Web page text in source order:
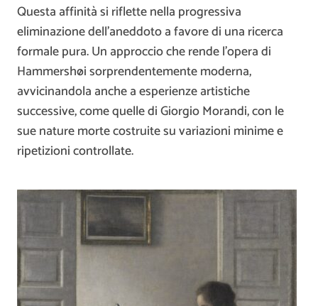
Questa affinità si riflette nella progressiva
eliminazione dell’aneddoto a favore di una ricerca
formale pura. Un approccio che rende l’opera di
Hammershøi sorprendentemente moderna,
avvicinandola anche a esperienze artistiche
successive, come quelle diGiorgio Morandi, con le
sue nature morte costruite su variazioni minime e
ripetizioni controllate.